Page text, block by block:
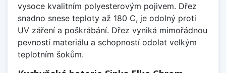
vysoce kvalitním polyesterovým pojivem. Dřez
snadno snese teploty až 180 C, je odolný proti
UV záření a poškrábání. Dřez vyniká mimořádnou
pevností materiálu a schopností odolat velkým
teplotním šokům.